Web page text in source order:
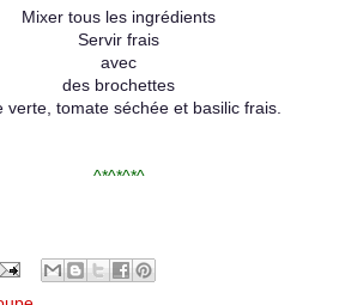
Mixer tous les ingrédients
Servir frais
avec
des brochettes
verte, tomate séchée et basilic frais.
^*^*^*^